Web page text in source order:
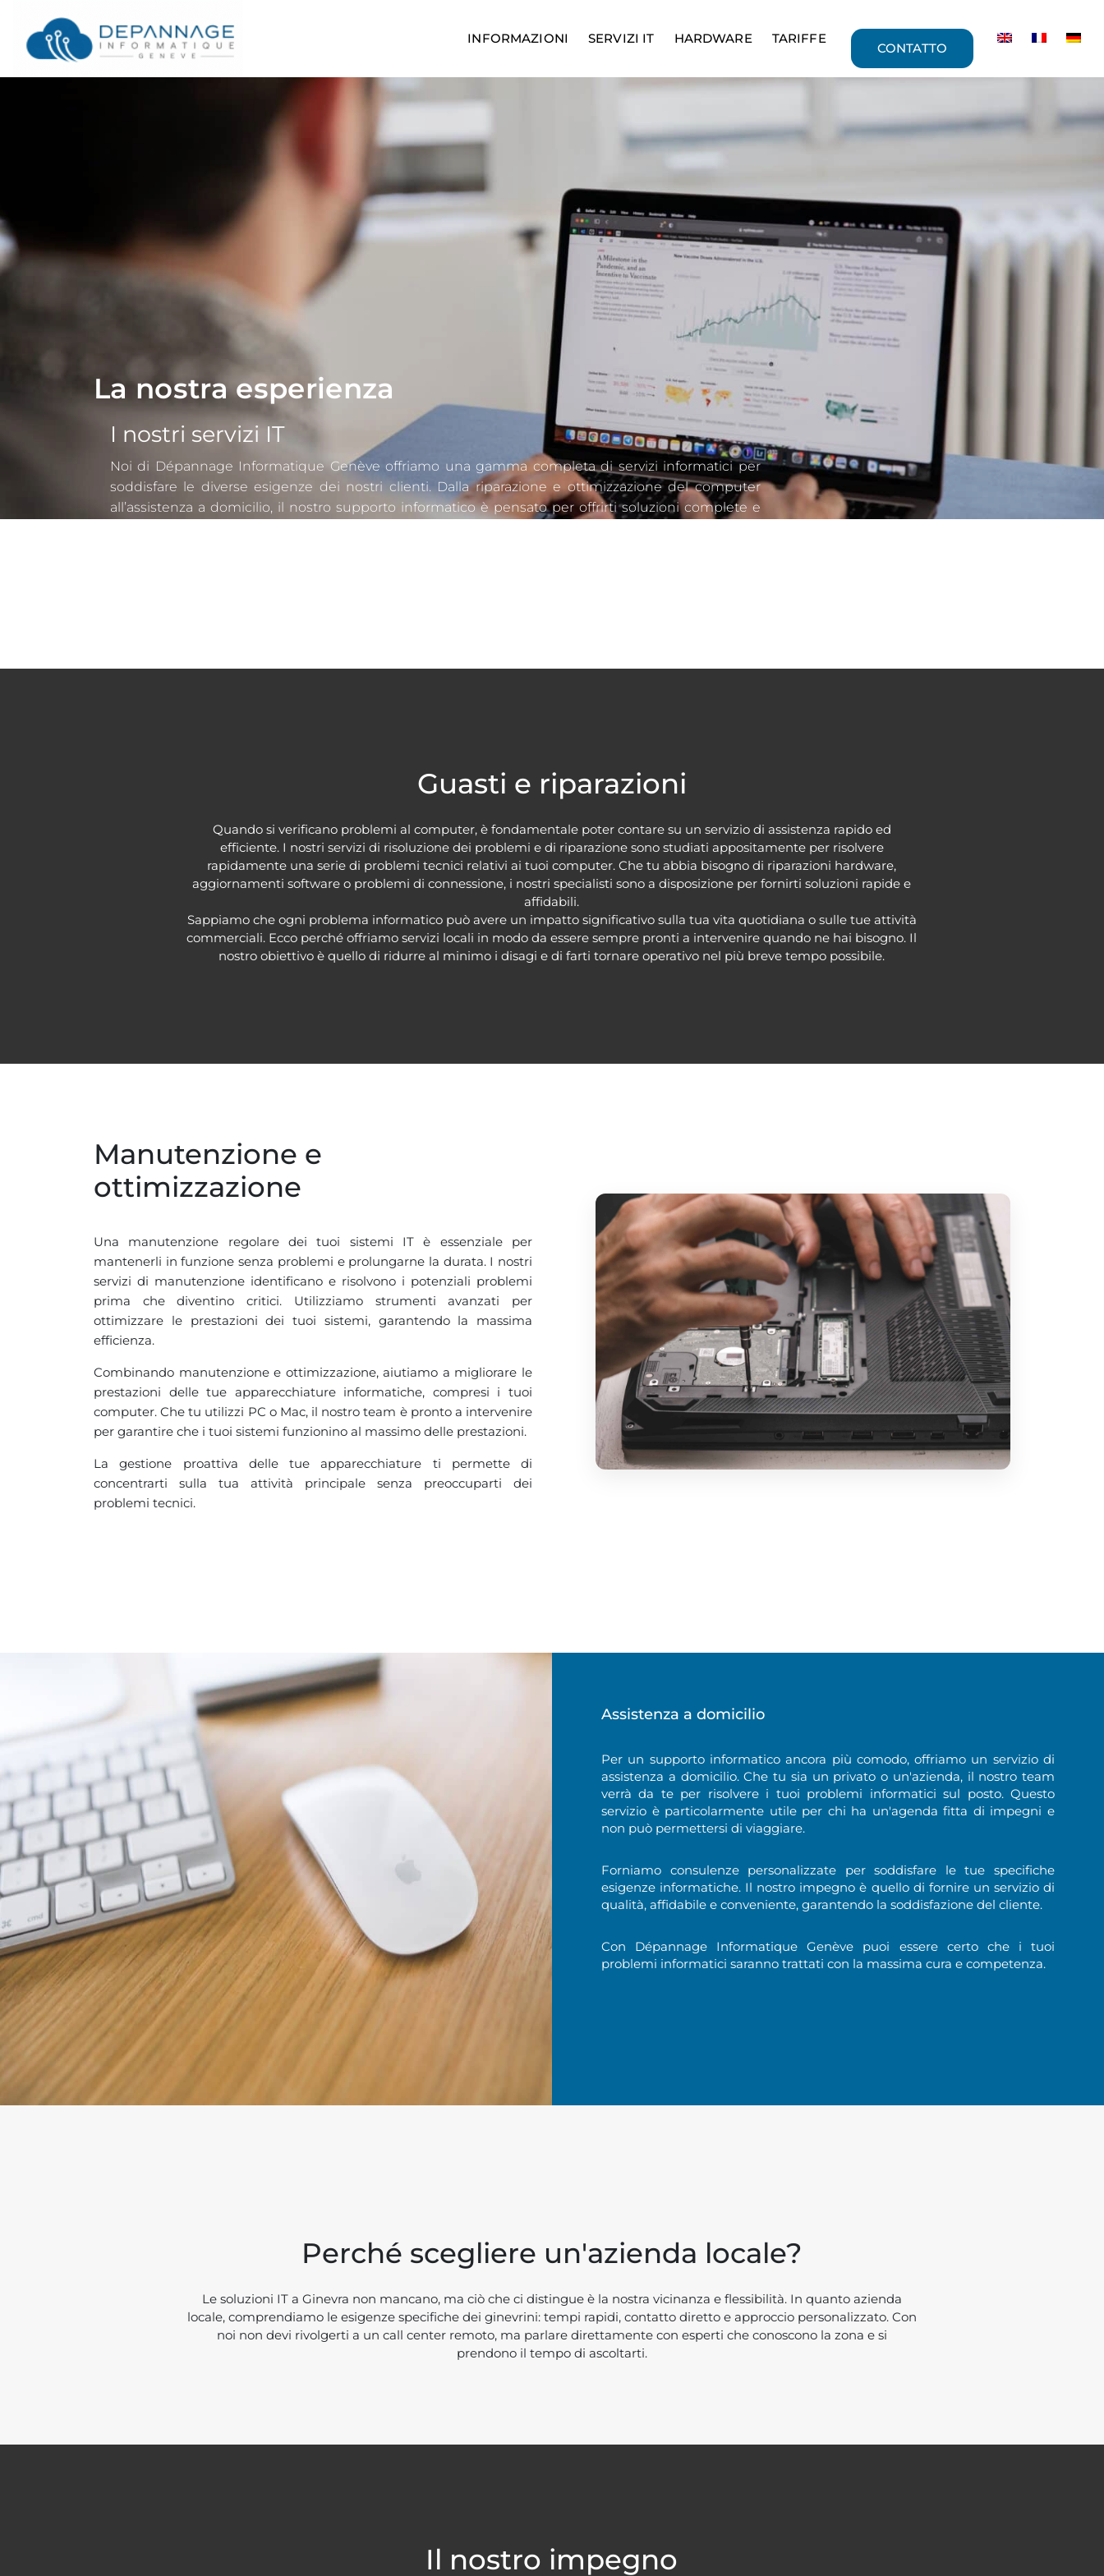
INFORMAZIONI SERVIZI IT HARDWARE TARIFFE
CONTATTO
La nostra esperienza
I nostri servizi IT
Noi di Dépannage Informatique Genève offriamo una gamma completa di servizi informatici per
soddisfare le diverse esigenze dei nostri clienti. Dalla riparazione e ottimizzazione del computer
all’assistenza a domicilio, il nostro supporto informatico è pensato per offrirti soluzioni complete e
Guasti e riparazioni
Quando si verificano problemi al computer, è fondamentale poter contare su un servizio di assistenza rapido ed
efficiente. I nostri servizi di risoluzione dei problemi e di riparazione sono studiati appositamente per risolvere
rapidamente una serie di problemi tecnici relativi ai tuoi computer. Che tu abbia bisogno di riparazioni hardware,
aggiornamenti software o problemi di connessione, i nostri specialisti sono a disposizione per fornirti soluzioni rapide e
affidabili.
Sappiamo che ogni problema informatico può avere un impatto significativo sulla tua vita quotidiana o sulle tue attività
commerciali. Ecco perché offriamo servizi locali in modo da essere sempre pronti a intervenire quando ne hai bisogno. Il
nostro obiettivo è quello di ridurre al minimo i disagi e di farti tornare operativo nel più breve tempo possibile.
Manutenzione e
ottimizzazione
Una manutenzione regolare dei tuoi sistemi IT è essenziale per
mantenerli in funzione senza problemi e prolungarne la durata. I nostri
servizi di manutenzione identificano e risolvono i potenziali problemi
prima che diventino critici. Utilizziamo strumenti avanzati per
ottimizzare le prestazioni dei tuoi sistemi, garantendo la massima
efficienza.
Combinando manutenzione e ottimizzazione, aiutiamo a migliorare le
prestazioni delle tue apparecchiature informatiche, compresi i tuoi
computer. Che tu utilizzi PC o Mac, il nostro team è pronto a intervenire
per garantire che i tuoi sistemi funzionino al massimo delle prestazioni.
La gestione proattiva delle tue apparecchiature ti permette di
concentrarti sulla tua attività principale senza preoccuparti dei
problemi tecnici.
Assistenza a domicilio
Per un supporto informatico ancora più comodo, offriamo un servizio di
assistenza a domicilio. Che tu sia un privato o un'azienda, il nostro team
verrà da te per risolvere i tuoi problemi informatici sul posto. Questo
servizio è particolarmente utile per chi ha un'agenda fitta di impegni e
non può permettersi di viaggiare.
Forniamo consulenze personalizzate per soddisfare le tue specifiche
esigenze informatiche. Il nostro impegno è quello di fornire un servizio di
qualità, affidabile e conveniente, garantendo la soddisfazione del cliente.
Con Dépannage Informatique Genève puoi essere certo che i tuoi
problemi informatici saranno trattati con la massima cura e competenza.
Perché scegliere un'azienda locale?
Le soluzioni IT a Ginevra non mancano, ma ciò che ci distingue è la nostra vicinanza e flessibilità. In quanto azienda
locale, comprendiamo le esigenze specifiche dei ginevrini: tempi rapidi, contatto diretto e approccio personalizzato. Con
noi non devi rivolgerti a un call center remoto, ma parlare direttamente con esperti che conoscono la zona e si
prendono il tempo di ascoltarti.
Il nostro impegno